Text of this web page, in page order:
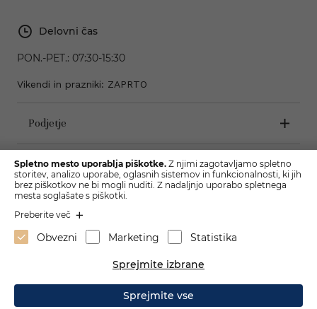
Delovni čas
PON.-PET.: 07:30-15:30
Vikendi in prazniki: ZAPRTO
Podjetje
Pogoji poslovanja
Spletno mesto uporablja piškotke. Z njimi zagotavljamo spletno
storitev, analizo uporabe, oglasnih sistemov in funkcionalnosti, ki jih
brez piškotkov ne bi mogli nuditi. Z nadaljnjo uporabo spletnega
mesta soglašate s piškotki.
Preberite več
Obvezni Marketing Statistika
Sprejmite izbrane
Sprejmite vse